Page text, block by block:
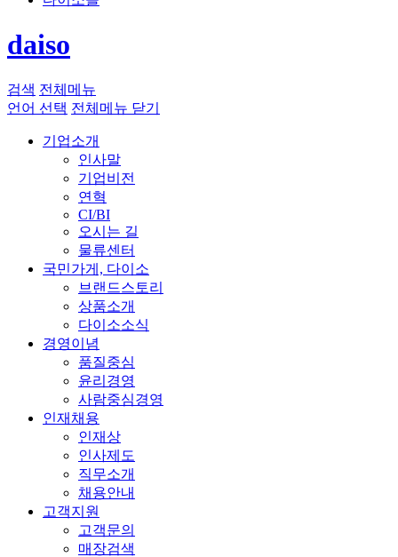
daiso
검색 전체메뉴
언어 선택 전체메뉴 닫기
기업소개
인사말
기업비전
연혁
CI/BI
오시는 길
물류센터
국민가게, 다이소
브랜드스토리
상품소개
다이소소식
경영이념
품질중심
윤리경영
사람중심경영
인재채용
인재상
인사제도
직무소개
채용안내
고객지원
고객문의
매장검색